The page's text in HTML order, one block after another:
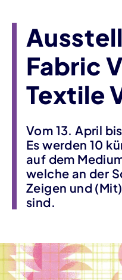
Fabric
Textile
Vom 13. April
Es werden 10
auf dem
welche an der
Zeigen und
sind.